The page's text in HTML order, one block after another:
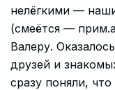
нелёгкими —
(смеётся —
Валеру.
друзей и
сразу поняли,